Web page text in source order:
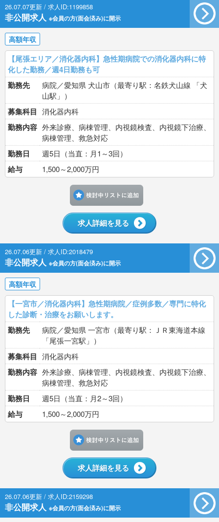
26.07.07更新 / 求人ID:1199858
非公開求人 ※会員の方(面会済み)に開示
高額年収
【尾張エリア／消化器内科】急性期病院での消化器内科に特
化した勤務／週4日勤務も可
勤務先
病院／愛知県 犬山市（最寄り駅：名鉄犬山線 「犬
山駅」）
募集科目 消化器内科
勤務内容 外来診療、病棟管理、内視鏡検査、内視鏡下治療、
病棟管理、救急対応
勤務日 週5日（当直：月1～3回）
給与 1,500～2,000万円
求人詳細を見る
26.07.06更新 / 求人ID:2018479
非公開求人 ※会員の方(面会済み)に開示
高額年収
【一宮市／消化器内科】急性期病院／症例多数／専門に特化
した診断・治療をお願いします。
勤務先
病院／愛知県 一宮市（最寄り駅：ＪＲ東海道本線
「尾張一宮駅」）
募集科目 消化器内科
勤務内容 外来診療、病棟管理、内視鏡検査、内視鏡下治療、
病棟管理、救急対応
勤務日 週5日（当直：月2～3回）
給与 1,500～2,000万円
求人詳細を見る
26.07.06更新 / 求人ID:2159298
非公開求人 ※会員の方(面会済み)に開示